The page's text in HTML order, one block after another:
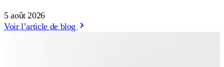
5 août 2026
Voir l’article de blog